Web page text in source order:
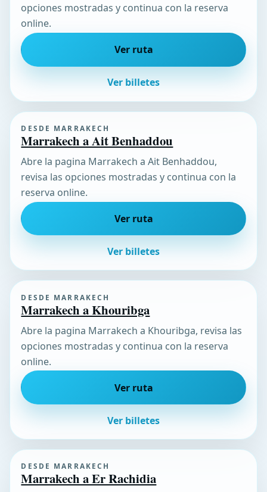
opciones mostradas y continua con la reserva
online.
Ver ruta
Ver billetes
DESDE MARRAKECH
Marrakech a Ait Benhaddou
Abre la pagina Marrakech a Ait Benhaddou,
revisa las opciones mostradas y continua con la
reserva online.
Ver ruta
Ver billetes
DESDE MARRAKECH
Marrakech a Khouribga
Abre la pagina Marrakech a Khouribga, revisa las
opciones mostradas y continua con la reserva
online.
Ver ruta
Ver billetes
DESDE MARRAKECH
Marrakech a Er Rachidia